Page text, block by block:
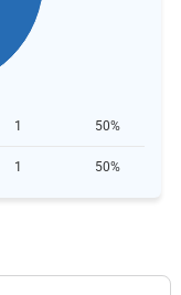
1 50%
1 50%